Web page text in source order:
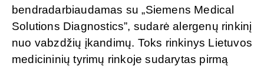
bendradarbiaudamas su „Siemens Medical
Solutions Diagnostics”, sudarė alergenų rinkinį
nuo vabzdžių įkandimų. Toks rinkinys Lietuvos
medicininių tyrimų rinkoje sudarytas pirmą